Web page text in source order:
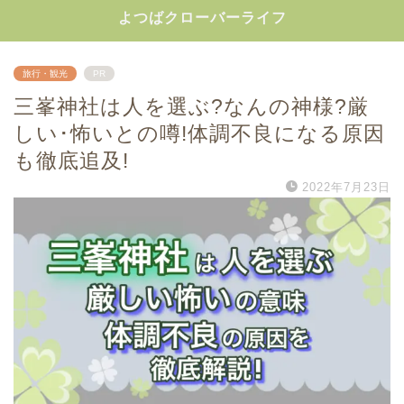
よつばクローバーライフ
旅行・観光 PR
三峯神社は人を選ぶ?なんの神様?厳
しい･怖いとの噂!体調不良になる原因
も徹底追及!
2022年7月23日